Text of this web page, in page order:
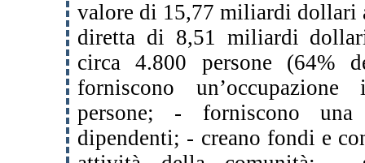
valore di 15,77 miliardi dollari
diretta di 8,51 miliardi
circa 4.800 persone (64%
forniscono
persone; - forniscono
dipendenti; - creano fondi e